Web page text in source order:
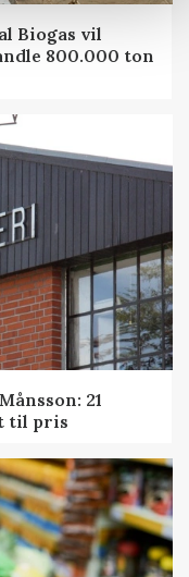
Biogas vil
800.000 ton
21
til pris